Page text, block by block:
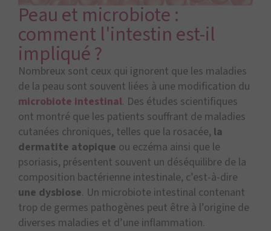
Peau et microbiote :
comment l'intestin est-il
impliqué ?
Nombreux sont ceux qui ignorent que les maladies
de la peau sont souvent liées à une modification du
microbiote intestinal. Des études scientifiques
ont montré que les patients souffrant de maladies
cutanées chroniques, telles que la rosacée, la
dermatite atopique ou eczéma ainsi que le
psoriasis, présentent souvent un déséquilibre de la
composition bactérienne intestinale, c’est-à-dire
une dysbiose. Un microbiote intestinal contenant
trop de germes pathogènes peut être à l’origine de
diverses maladies et d’une inflammation.